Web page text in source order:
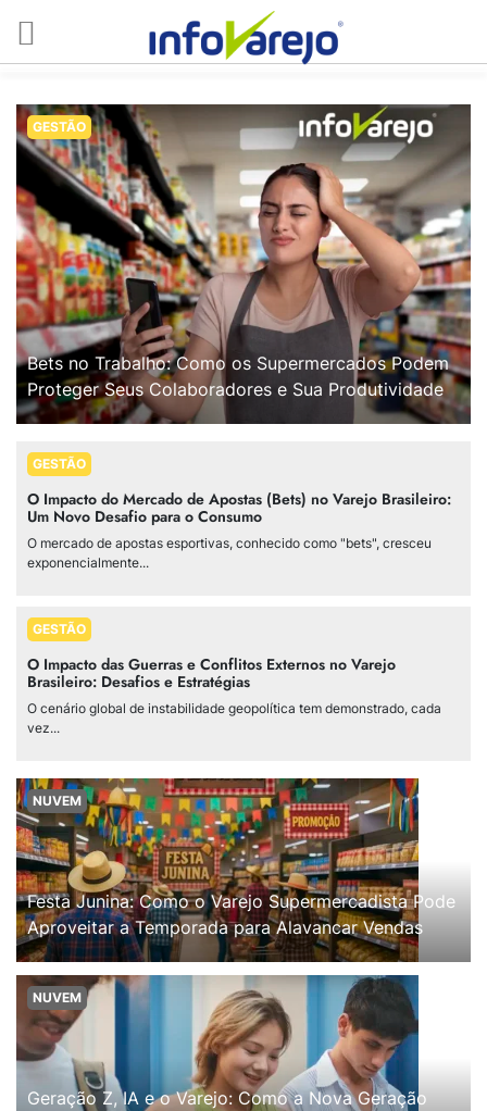
GESTÃO
Bets no Trabalho: Como os Supermercados Podem
Proteger Seus Colaboradores e Sua Produtividade
GESTÃO
O Impacto do Mercado de Apostas (Bets) no Varejo Brasileiro:
Um Novo Desafio para o Consumo
O mercado de apostas esportivas, conhecido como "bets", cresceu
exponencialmente...
GESTÃO
O Impacto das Guerras e Conflitos Externos no Varejo
Brasileiro: Desafios e Estratégias
O cenário global de instabilidade geopolítica tem demonstrado, cada
vez...
NUVEM
Festa Junina: Como o Varejo Supermercadista Pode
Aproveitar a Temporada para Alavancar Vendas
NUVEM
Geração Z, IA e o Varejo: Como a Nova Geração